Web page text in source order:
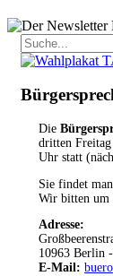
Die
dritten
Uhr statt
Sie findet
Wir bitten um
Adresse:
10963 Berlin
E-Mail: